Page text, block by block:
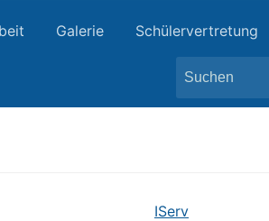
Galerie Schülervertretung
Search
for:
IServ